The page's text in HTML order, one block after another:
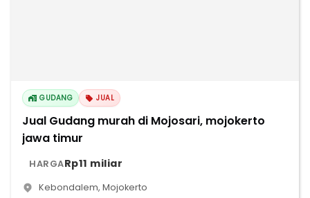
GUDANG JUAL
Jual Gudang murah di Mojosari, mojokerto
jawa timur
HARGARp11 miliar
Kebondalem, Mojokerto